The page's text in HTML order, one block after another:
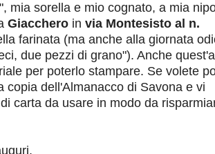
mia sorella e mio cognato, a mia
Giacchero in via Montesisto al n.
farinata (ma anche alla giornata
due pezzi di grano"). Anche
per poterlo stampare. Se volete
copia dell'Almanacco di Savona e vi
carta da usare in modo da